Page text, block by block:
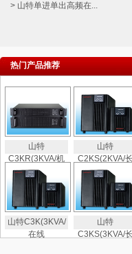
> 山特单进单出高频在...
热门产品推荐
山特
C3KR(3KVA/机
山特
C2KS(2KVA/长
山特C3K(3KVA/
在线
山特
C3KS(3KVA/长